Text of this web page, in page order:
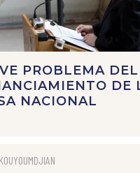
PROBLEMA DEL
DE
NACIONAL